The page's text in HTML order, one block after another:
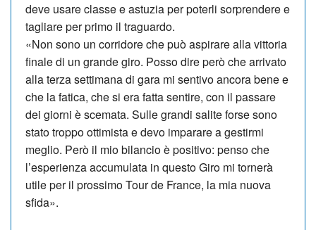
deve usare classe e astuzia per poterli sorprendere e
tagliare per primo il traguardo.
«Non sono un corridore che può aspirare alla vittoria
finale di un grande giro. Posso dire però che arrivato
alla terza settimana di gara mi sentivo an­cora bene e
che la fatica, che si era fatta sentire, con il passare
dei giorni è scemata. Sulle grandi salite forse sono
stato troppo ottimista e devo imparare a gestirmi
meglio. Però il mio bilancio è positivo: penso che
l’esperienza accumulata in questo Giro mi tornerà
utile per il prossimo Tour de France, la mia nuova
sfida».